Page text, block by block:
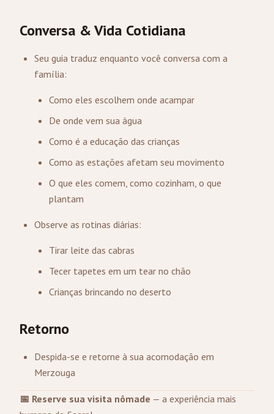
Conversa & Vida Cotidiana
Seu guia traduz enquanto você conversa com a
família:
Como eles escolhem onde acampar
De onde vem sua água
Como é a educação das crianças
Como as estações afetam seu movimento
O que eles comem, como cozinham, o que
plantam
Observe as rotinas diárias:
Tirar leite das cabras
Tecer tapetes em um tear no chão
Crianças brincando no deserto
Retorno
Despida-se e retorne à sua acomodação em
Merzouga
📅 Reserve sua visita nômade — a experiência mais